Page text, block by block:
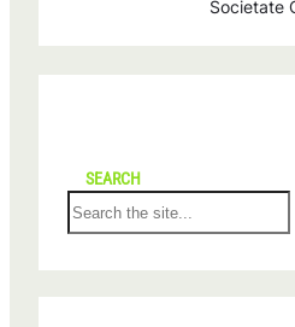
Societate
SEARCH
S
e
r
c